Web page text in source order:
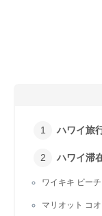
ハワイ旅
ハワイ滞
ワイキキ ビー
マリオット コ